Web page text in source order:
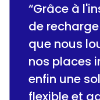
“Grâce à
de
que nous
nos places
enfin une
flexible et